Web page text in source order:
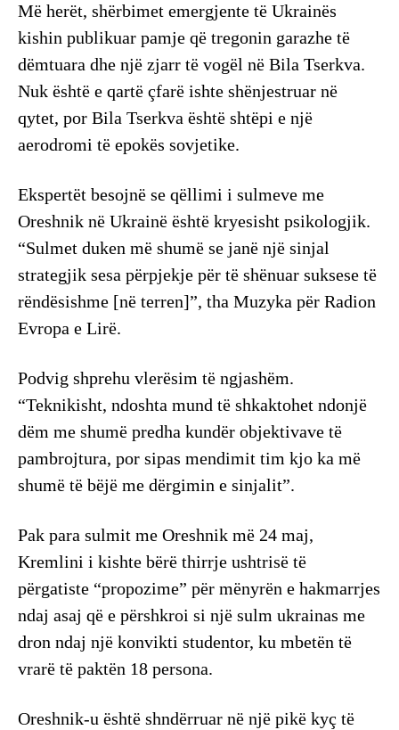
Më herët, shërbimet emergjente të Ukrainës
kishin publikuar pamje që tregonin garazhe të
dëmtuara dhe një zjarr të vogël në Bila Tserkva.
Nuk është e qartë çfarë ishte shënjestruar në
qytet, por Bila Tserkva është shtëpi e një
aerodromi të epokës sovjetike.
Ekspertët besojnë se qëllimi i sulmeve me
Oreshnik në Ukrainë është kryesisht psikologjik.
“Sulmet duken më shumë se janë një sinjal
strategjik sesa përpjekje për të shënuar suksese të
rëndësishme [në terren]”, tha Muzyka për Radion
Evropa e Lirë.
Podvig shprehu vlerësim të ngjashëm.
“Teknikisht, ndoshta mund të shkaktohet ndonjë
dëm me shumë predha kundër objektivave të
pambrojtura, por sipas mendimit tim kjo ka më
shumë të bëjë me dërgimin e sinjalit”.
Pak para sulmit me Oreshnik më 24 maj,
Kremlini i kishte bërë thirrje ushtrisë të
përgatiste “propozime” për mënyrën e hakmarrjes
ndaj asaj që e përshkroi si një sulm ukrainas me
dron ndaj një konvikti studentor, ku mbetën të
vrarë të paktën 18 persona.
Oreshnik-u është shndërruar në një pikë kyç të